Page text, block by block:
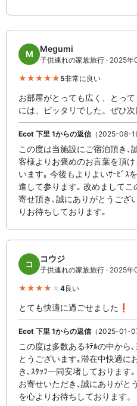
M
Megumi
子供連れの家族旅行 · 2025年
5非常に良い
お部屋がとっても広く、とっ
には、ピッタリでした。ぜひ次
Ecot 下里 1からの返信（2025-08-
この度は当施設にご宿泊頂き､
客様よりお褒めのお言葉を頂
います｡ 今後もよりよいｻｰﾋﾞｽ
進して参ります｡ 改めまして
寄せ頂き､誠にありがとうござ
りお待ちしております｡
コ
コウジ
子供連れの家族旅行 · 2025年
4良い
とても快適に過ごせました❗️
Ecot 下里 1からの返信（2025-01-
この度は多数あるﾎﾃﾙの中から
とうございます｡滞在中快適に
き､ｽﾀｯﾌ一同安堵しております
お寄せいただき､誠にありがと
を心よりお待ちしております。